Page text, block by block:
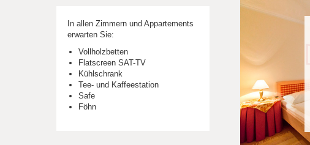
In allen Zimmern und Appartements
erwarten Sie:
Vollholzbetten
Flatscreen SAT-TV
Kühlschrank
Tee- und Kaffeestation
Safe
Föhn